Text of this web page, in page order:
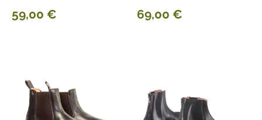
59,00 € 69,00 €